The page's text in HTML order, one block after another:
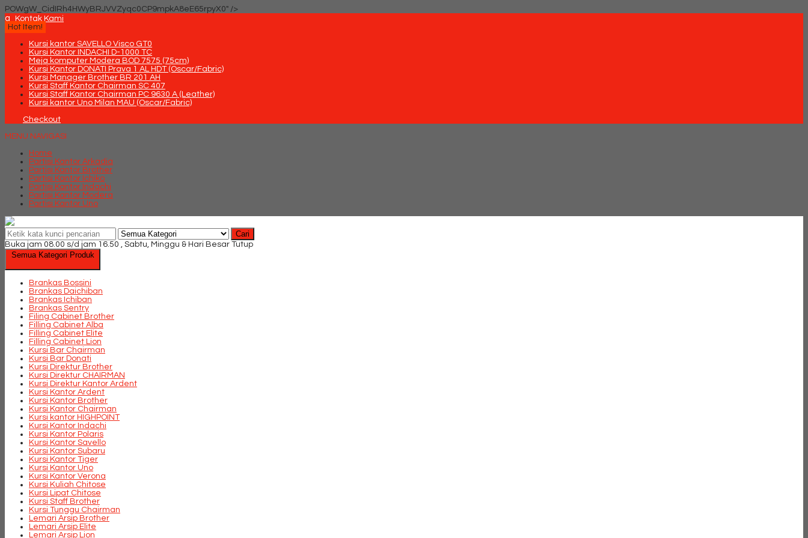
POWgW_CidIRh4HWyBRJVVZyqc0CP9mpkA8eE65rpyX0" />
q
Kontak Kami
Hot Item!
Kursi kantor SAVELLO Visco GT0
Kursi Kantor INDACHI D-1000 TC
Meja komputer Modera BOD 7575 (75cm)
Kursi Kantor DONATI Prava 1 AL HDT (Oscar/Fabric)
Kursi Manager Brother BR 201 AH
Kursi Staff Kantor Chairman SC 407
Kursi Staff Kantor Chairman PC 9630 A (Leather)
Kursi kantor Uno Milan MAU (Oscar/Fabric)
Checkout
MENU NAVIGASI
Home
Partisi Kantor Arkadia
Partisi Kantor Brother
Partisi Kantor Ichiko
Partisi Kantor Indachi
Partisi Kantor Modera
Partisi Kantor Uno
Cari
Buka jam 08.00 s/d jam 16.50 , Sabtu, Minggu & Hari Besar Tutup
Semua Kategori Produk
Brankas Bossini
Brankas Daichiban
Brankas Ichiban
Brankas Sentry
Filing Cabinet Brother
Filling Cabinet Alba
Filling Cabinet Elite
Filling Cabinet Lion
Kursi Bar Chairman
Kursi Bar Donati
Kursi Direktur Brother
Kursi Direktur CHAIRMAN
Kursi Direktur Kantor Ardent
Kursi Kantor Ardent
Kursi Kantor Brother
Kursi Kantor Chairman
Kursi kantor HIGHPOINT
Kursi Kantor Indachi
Kursi Kantor Polaris
Kursi Kantor Savello
Kursi Kantor Subaru
Kursi Kantor Tiger
Kursi Kantor Uno
Kursi Kantor Verona
Kursi Kuliah Chitose
Kursi Lipat Chitose
Kursi Staff Brother
Kursi Tunggu Chairman
Lemari Arsip Brother
Lemari Arsip Elite
Lemari Arsip Lion